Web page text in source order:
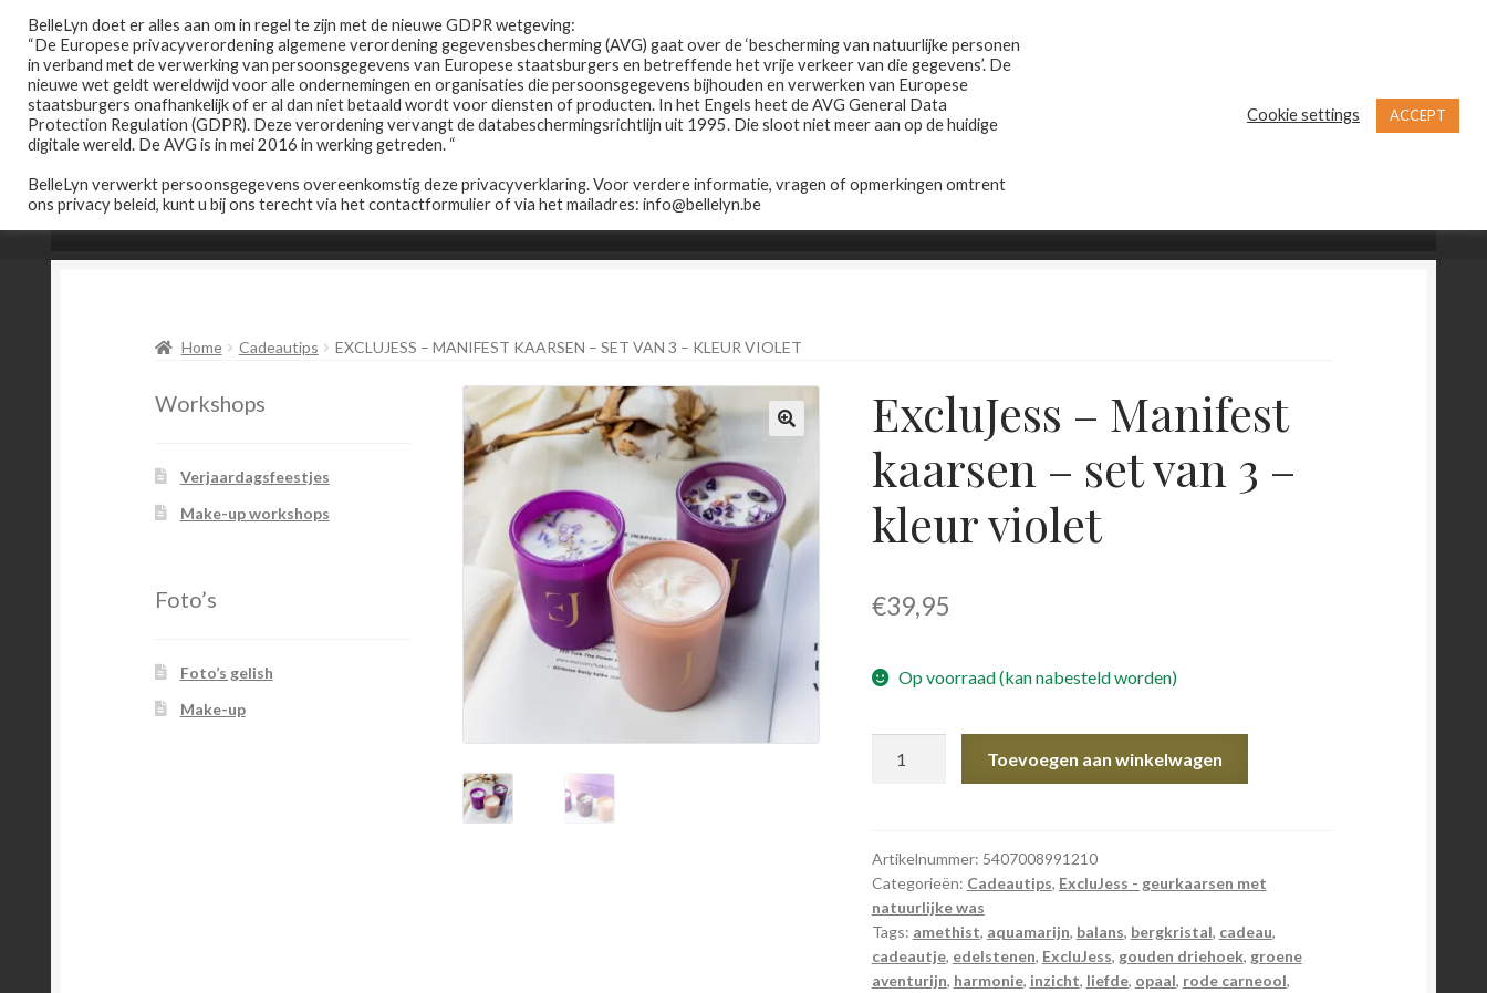
Ga
door
naar
navigatie
Ga
naar
de
inhoud
Home Afspraak maken Prijslijst Winkel Contact Wie is Belle-Lyn ?
Home Cadeautips EXCLUJESS – MANIFEST KAARSEN – SET VAN 3 – KLEUR VIOLET
ExcluJess – Manifest
kaarsen – set van 3 –
kleur violet
€39,95
Op voorraad (kan nabesteld worden)
-
set
van
3
-
Toevoegen aan winkelwagen
Artikelnummer: 5407008991210
Categorieën: Cadeautips, ExcluJess - geurkaarsen met
natuurlijke was
Tags: amethist, aquamarijn, balans, bergkristal, cadeau,
cadeautje, edelstenen, ExcluJess, gouden driehoek, groene
aventurijn, harmonie, inzicht, liefde, opaal, rode carneool,
Workshops
Verjaardagsfeestjes
Make-up workshops
Foto’s
Foto’s gelish
Make-up
BelleLyn doet er alles aan om in regel te zijn met de nieuwe GDPR wetgeving:
“De Europese privacyverordening algemene verordening gegevensbescherming (AVG) gaat over de ‘bescherming van natuurlijke personen
in verband met de verwerking van persoonsgegevens van Europese staatsburgers en betreffende het vrije verkeer van die gegevens’. De
nieuwe wet geldt wereldwijd voor alle ondernemingen en organisaties die persoonsgegevens bijhouden en verwerken van Europese
staatsburgers onafhankelijk of er al dan niet betaald wordt voor diensten of producten. In het Engels heet de AVG General Data
Protection Regulation (GDPR). Deze verordening vervangt de databeschermingsrichtlijn uit 1995. Die sloot niet meer aan op de huidige
digitale wereld. De AVG is in mei 2016 in werking getreden. “
BelleLyn verwerkt persoonsgegevens overeenkomstig deze privacyverklaring. Voor verdere informatie, vragen of opmerkingen omtrent
ons privacy beleid, kunt u bij ons terecht via het contactformulier of via het mailadres: info@bellelyn.be
Cookie settings ACCEPT